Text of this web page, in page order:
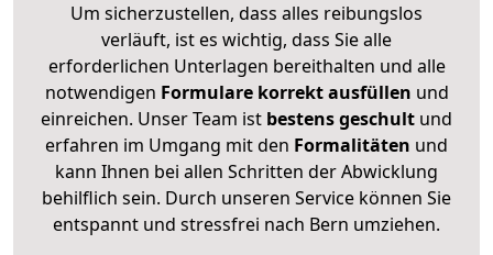
Um sicherzustellen, dass alles reibungslos
verläuft, ist es wichtig, dass Sie alle
erforderlichen Unterlagen bereithalten und alle
notwendigen Formulare korrekt ausfüllen und
einreichen. Unser Team ist bestens geschult und
erfahren im Umgang mit den Formalitäten und
kann Ihnen bei allen Schritten der Abwicklung
behilflich sein. Durch unseren Service können Sie
entspannt und stressfrei nach Bern umziehen.